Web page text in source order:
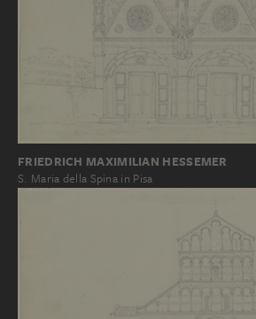
FRIEDRICH MAXIMILIAN HESSEMER
S. Maria della Spina in Pisa